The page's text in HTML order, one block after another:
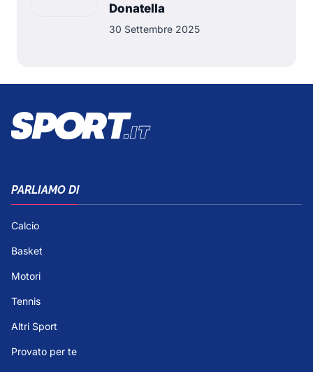
Donatella
30 Settembre 2025
PARLIAMO DI
Calcio
Basket
Motori
Tennis
Altri Sport
Provato per te